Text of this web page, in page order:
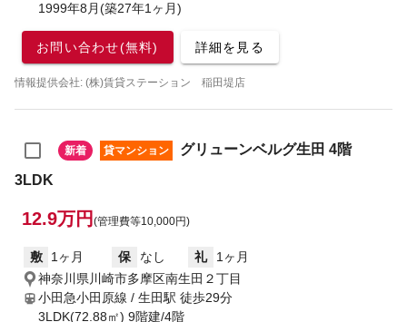
1999年8月(築27年1ヶ月)
お問い合わせ(無料) 詳細を見る
情報提供会社: (株)賃貸ステーション 稲田堤店
新着 貸マンション
グリューンベルグ生田 4階
3LDK
12.9万円 (管理費等10,000円)
敷 1ヶ月 保 なし 礼
1ヶ月
神奈川県川崎市多摩区南生田２丁目
小田急小田原線 / 生田駅 徒歩29分
3LDK(72.88㎡) 9階建/4階